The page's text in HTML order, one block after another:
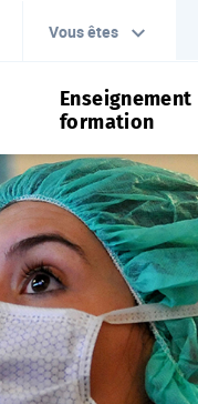
Vous êtes
Enseignement
formation